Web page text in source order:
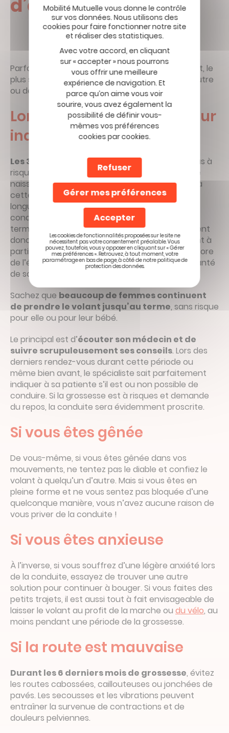
d’autre ?
Parfois, pour la sécuritéde la mère et de l’enfant, le
plus sûr est de confier le volant à quelqu’un d’autre
ou de trouver une autre solution.
Lors du dernier trimestre sur
indication du médecin
Les 3 derniers mois de grossesse
sont les plus à
risques lorsque l’on conduit en raison du taux de
naissances prématurées qui peuvent avoir lieu à
cette période. Par conséquent, a fortiori sur de
longues distances, mieux vaut se passer de la
conduite si vous craignez d’accoucher avant le
terme. Les gynécologues-obstétriciens conseillent
donc pour la plupart d’éviter de prendre le volant à
partir de cette période, mais cela dépend là encore
de l’état de forme de chaque femme et de la santé
de son bébé.
Sachez que beaucoup de femmes continuent
de prendre le volant jusqu’au terme, sans risque
pour elle ou pour leur bébé.
Le principal est d’écouter son médecin et de
suivre scrupuleusement ses conseils. Lors des
derniers rendez-vous durant cette période ou
même bien avant, le spécialiste sait parfaitement
indiquer à sa patiente s’il est ou non possible de
conduire. Si la grossesse est à risques et demande
du repos, la conduite sera évidemment proscrite.
Si vous êtes gênée
De vous-même, si vous êtes gênée dans vos
mouvements, ne tentez pas le diable et confiez le
volant à quelqu’un d’autre. Mais si vous êtes en
pleine forme et ne vous sentez pas bloquée d’une
quelconque manière, vous n’avez aucune raison de
vous priver de la conduite !
Si vous êtes anxieuse
À l’inverse, si vous souffrez d’une légère anxiété lors
de la conduite, essayez de trouver une autre
solution pour continuer à bouger. Si vous faites des
petits trajets, il est aussi tout à fait envisageable de
laisser le volant au profit de la marche ou du vélo, au
moins pendant une période de la grossesse.
Si la route est mauvaise
Durant les 6 derniers mois de grossesse, évitez
les routes cabossées, caillouteuses ou jonchées de
pavés. Les secousses et les vibrations peuvent
entraîner la survenue de contractions et de
douleurs pelviennes.
Avec votre accord, en cliquant
sur « accepter » nous pourrons
vous offrir une meilleure
expérience de navigation. Et
parce qu’on aime vous voir
sourire, vous avez également la
possibilité de définir vous-
mêmes vos préférences
cookies par cookies.
Refuser
Gérer mes préférences
Accepter
Les cookies de fonctionnalités proposées sur le site ne
nécessitent pas votre consentement préalable. Vous
pouvez, toutefois, vous y opposer en cliquant sur « Gérer
mes préférences ». Retrouvez, à tout moment, votre
paramétrage en bas de page, à côté de notre politique de
protection des données.